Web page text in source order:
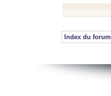
Index du forum